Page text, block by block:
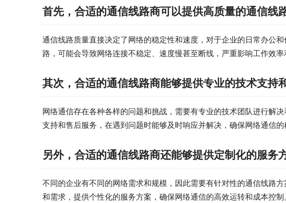
首先，合适的通信线路商可以提供高质量的通信线
通信线路质量直接决定了网络的稳定性和速度，对于企业的日常办公
路，可能会导致网络连接不稳定、速度慢甚至断线，严重影响工作效率
其次，合适的通信线路商能够提供专业的技术支持
网络通信存在各种各样的问题和挑战，需要有专业的技术团队进行解
支持和售后服务，在遇到问题时能够及时响应并解决，确保网络通信的
另外，合适的通信线路商还能够提供定制化的服务
不同的企业有不同的网络需求和规模，因此需要有针对性的通信线路
和需求，提供个性化的服务方案，确保网络通信的高效运转和成本控制